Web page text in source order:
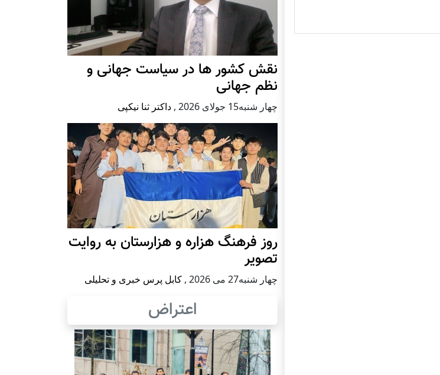
نقش کشور ها در سیاست جهانی و
نظم جهانی
چهار شنبه15 جولای 2026 , داکتر ثنا نیکپی
روز فرهنگ هزاره و هزارستان به روایت
تصویر
چهار شنبه27 می 2026 , کابل پرس خبری و تحلیلی
اعتراض